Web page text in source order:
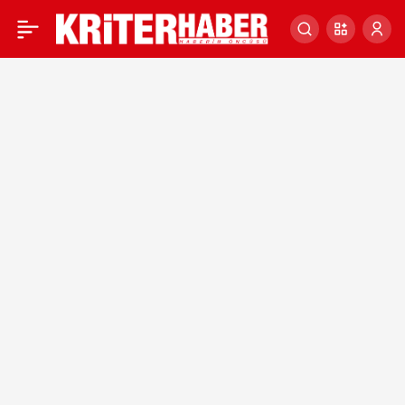
Cumhurbaşkanlığı 0